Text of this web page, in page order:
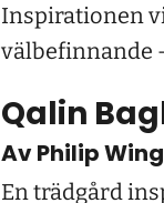
Inspirationen
välbefinnande
Qalin
Av Philip
En trädgård